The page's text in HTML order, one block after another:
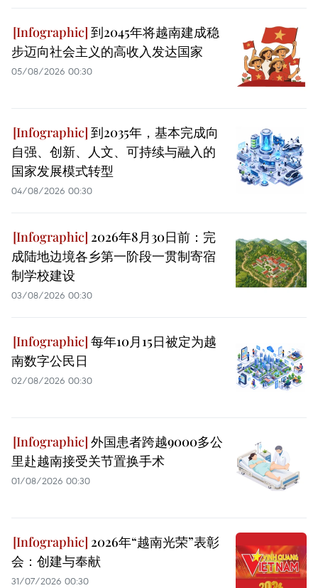
到2045年将越南建成稳
步迈向社会主义的高收入发达国家
05/08/2026 00:30
到2035年，基本完成向
自强、创新、人文、可持续与融入的
国家发展模式转型
04/08/2026 00:30
2026年8月30日前：完
成陆地边境各乡第一阶段一贯制寄宿
制学校建设
03/08/2026 00:30
每年10月15日被定为越
南数字公民日
02/08/2026 00:30
外国患者跨越9000多公
里赴越南接受关节置换手术
01/08/2026 00:30
2026年“越南光荣”表彰
会：创建与奉献
31/07/2026 00:30